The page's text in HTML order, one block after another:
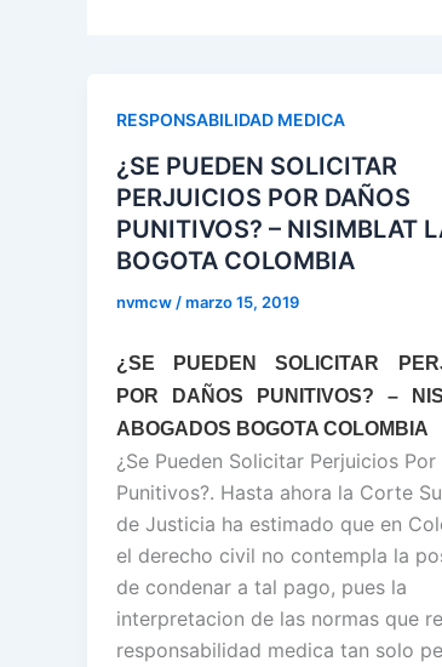
RESPONSABILIDAD MEDICA
¿SE PUEDEN SOLICITAR
PERJUICIOS POR DAÑOS
PUNITIVOS? – NISIMBLAT
BOGOTA COLOMBIA
nvmcw /marzo 15, 2019
¿SE PUEDEN SOLICITAR
POR DAÑOS PUNITIVOS? –
ABOGADOS BOGOTA COLOMBIA
¿Se Pueden Solicitar Perjuicios Por
Punitivos?. Hasta ahora la Corte
de Justicia ha estimado que en
el derecho civil no contempla la
de condenar a tal pago, pues la
interpretacion de las normas que
responsabilidad medica tan solo